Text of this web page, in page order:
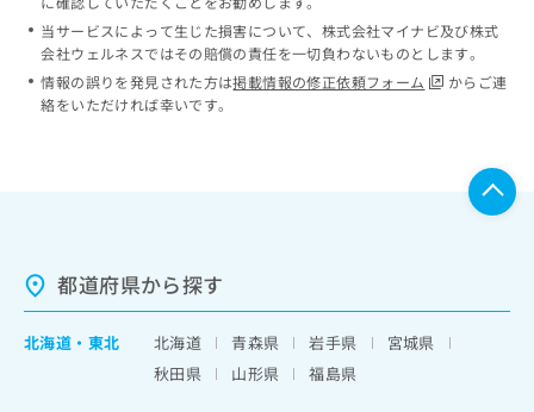
当サービスによって生じた損害について、株式会社マイナビ及び株式
会社ウェルネスではその賠償の責任を一切負わないものとします。
情報の誤りを発見された方は掲載情報の修正依頼フォーム
からご連
絡をいただければ幸いです。
都道府県から探す
北海道 ・ 東北 北海道 青森県 岩手県
宮城県
秋田県
山形県
福島県